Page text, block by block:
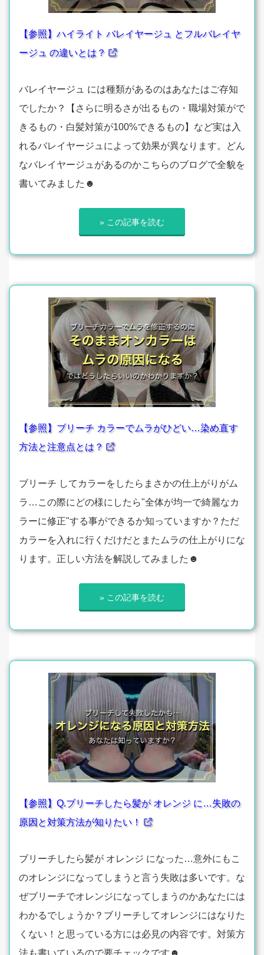
【参照】ハイライト バレイヤージュ とフルバレイヤ
ージュ の違いとは？
バレイヤージュ には種類があるのはあなたはご存知
でしたか？【さらに明るさが出るもの・職場対策がで
きるもの・白髪対策が100%できるもの】など実は入
れるバレイヤージュによって効果が異なります。どん
なバレイヤージュがあるのかこちらのブログで全貌を
書いてみました☻
» この記事を読む
【参照】ブリーチ カラーでムラがひどい…染め直す
方法と注意点とは？
ブリーチ してカラーをしたらまさかの仕上がりがム
ラ…この際にどの様にしたら"全体が均一で綺麗なカ
ラーに修正"する事ができるか知っていますか？ただ
カラーを入れに行くだけだとまたムラの仕上がりにな
ります。正しい方法を解説してみました☻
» この記事を読む
【参照】Q.ブリーチしたら髪が オレンジ に…失敗の
原因と対策方法が知りたい！
ブリーチしたら髪が オレンジ になった…意外にもこ
のオレンジになってしまうと言う失敗は多いです。な
ぜブリーチでオレンジになってしまうのかあなたには
わかるでしょうか？ブリーチしてオレンジにはなりた
くない！と思っている方には必見の内容です。対策方
法も書いているので要チェックです☻